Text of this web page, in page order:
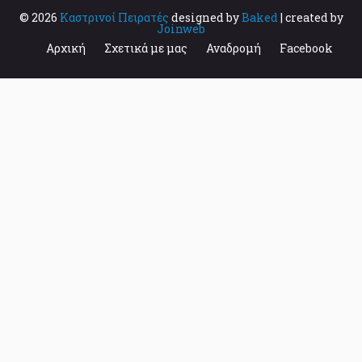
© 2026 Καστρινοί Πειρατές designed byBaked| created by
Joinweb
Αρχική
Σχετικά με μας Αναδρομή Facebook